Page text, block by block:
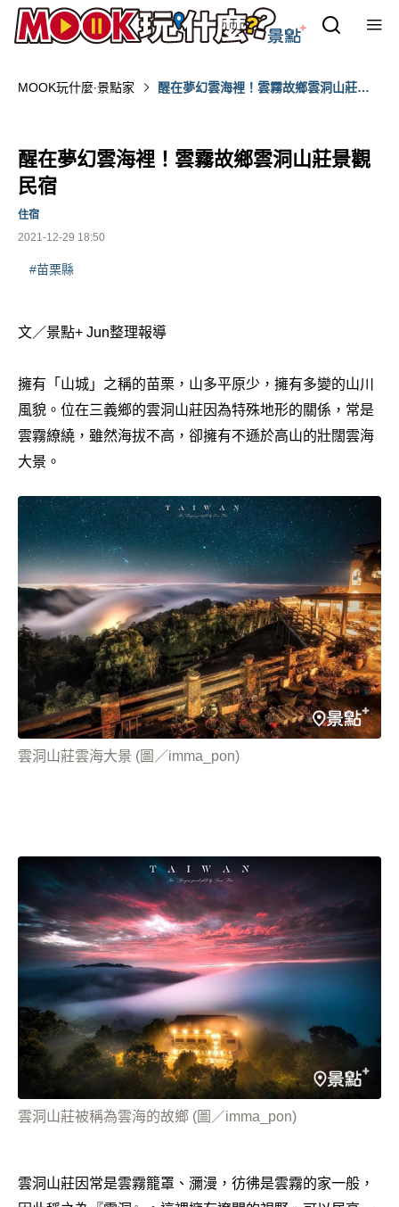
MOOK玩什麼‧景點家
醒在夢幻雲海裡！雲霧故鄉雲洞山莊景
醒在夢幻雲海裡！雲霧故鄉雲洞山莊景觀
民宿
2021-12-29 18:50
住宿
#苗栗縣
文／景點+ Jun整理報導
擁有「山城」之稱的苗栗，山多平原少，擁有多變的山川
風貌。位在三義鄉的雲洞山莊因為特殊地形的關係，常是
雲霧繚繞，雖然海拔不高，卻擁有不遜於高山的壯闊雲海
大景。
雲洞山莊雲海大景 (圖／imma_pon)
雲洞山莊被稱為雲海的故鄉 (圖／imma_pon)
雲洞山莊因常是雲霧籠罩、瀰漫，彷彿是雲霧的家一般，